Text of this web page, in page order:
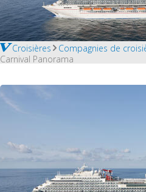
Croisières Compagnies de
Carnival Panorama